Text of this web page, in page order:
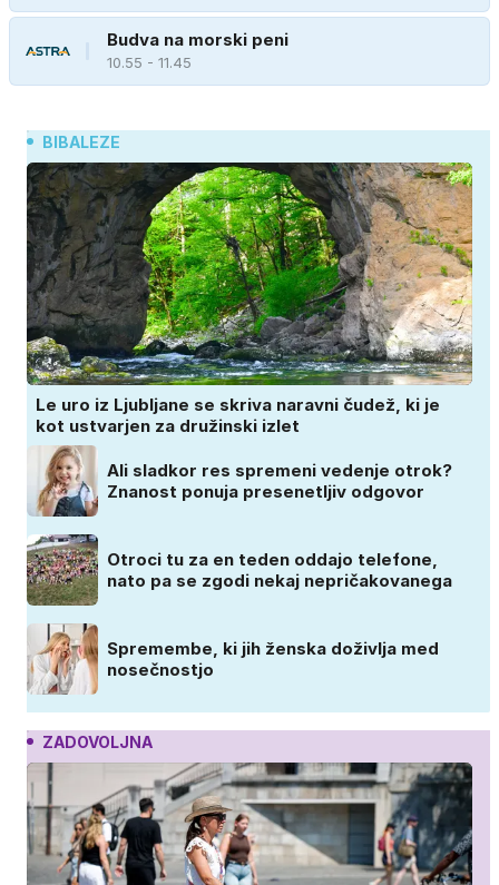
Budva na morski peni
10.55 - 11.45
BIBALEZE
Le uro iz Ljubljane se skriva naravni čudež, ki je
kot ustvarjen za družinski izlet
Ali sladkor res spremeni vedenje otrok?
Znanost ponuja presenetljiv odgovor
Otroci tu za en teden oddajo telefone,
nato pa se zgodi nekaj nepričakovanega
Spremembe, ki jih ženska doživlja med
nosečnostjo
ZADOVOLJNA